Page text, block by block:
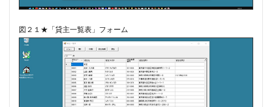
図２１★「貸主一覧表」フォーム